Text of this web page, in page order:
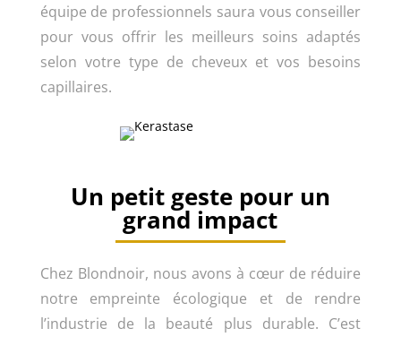
équipe de professionnels saura vous conseiller
pour vous offrir les meilleurs soins adaptés
selon votre type de cheveux et vos besoins
capillaires.
Un petit geste pour un
grand impact
Chez Blondnoir, nous avons à cœur de réduire
notre empreinte écologique et de rendre
l’industrie de la beauté plus durable. C’est